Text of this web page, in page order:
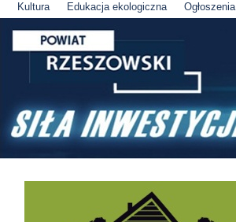
Kultura
Edukacja ekologiczna Ogłoszenia